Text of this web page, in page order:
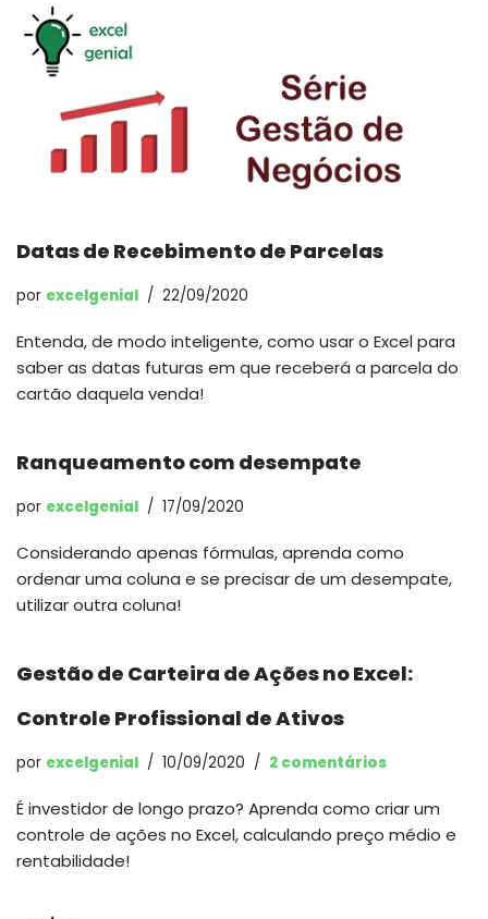
Datas de Recebimento de Parcelas
por excelgenial 22/09/2020
Entenda, de modo inteligente, como usar o Excel para
saber as datas futuras em que receberá a parcela do
cartão daquela venda!
Ranqueamento com desempate
por excelgenial 17/09/2020
Considerando apenas fórmulas, aprenda como
ordenar uma coluna e se precisar de um desempate,
utilizar outra coluna!
Gestão de Carteira de Ações no Excel:
Controle Profissional de Ativos
por excelgenial 10/09/2020 2 comentários
É investidor de longo prazo? Aprenda como criar um
controle de ações no Excel, calculando preço médio e
rentabilidade!